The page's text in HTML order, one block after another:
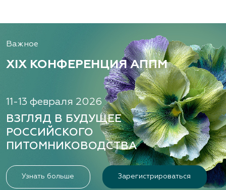
Важное
XIX КОНФЕРЕНЦИЯ АППМ
11-13 февраля 2026
ВЗГЛЯД В БУДУЩЕЕ
РОССИЙСКОГО
ПИТОМНИКОВОДСТВА
Узнать больше Зарегистрироваться